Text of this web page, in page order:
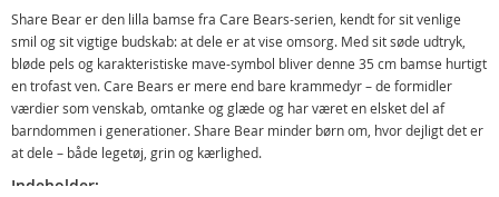
Share Bear er den lilla bamse fra Care Bears-serien, kendt for sit venlige
smil og sit vigtige budskab: at dele er at vise omsorg. Med sit søde udtryk,
bløde pels og karakteristiske mave-symbol bliver denne 35 cm bamse hurtigt
en trofast ven. Care Bears er mere end bare krammedyr – de formidler
værdier som venskab, omtanke og glæde og har været en elsket del af
barndommen i generationer. Share Bear minder børn om, hvor dejligt det er
at dele – både legetøj, grin og kærlighed.
Indeholder: